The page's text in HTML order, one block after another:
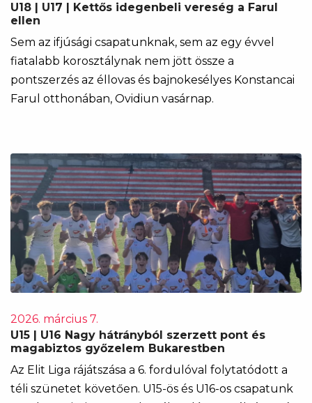
U18 | U17 | Kettős idegenbeli vereség a Farul
ellen
Sem az ifjúsági csapatunknak, sem az egy évvel
fiatalabb korosztálynak nem jött össze a
pontszerzés az éllovas és bajnokesélyes Konstancai
Farul otthonában, Ovidiun vasárnap.
2026. március 7.
U15 | U16 Nagy hátrányból szerzett pont és
magabiztos győzelem Bukarestben
Az Elit Liga rájátszása a 6. fordulóval folytatódott a
téli szünetet követően. U15-ös és U16-os csapatunk